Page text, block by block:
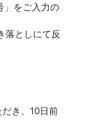
」をご入力の
落としにて反
き、10日前